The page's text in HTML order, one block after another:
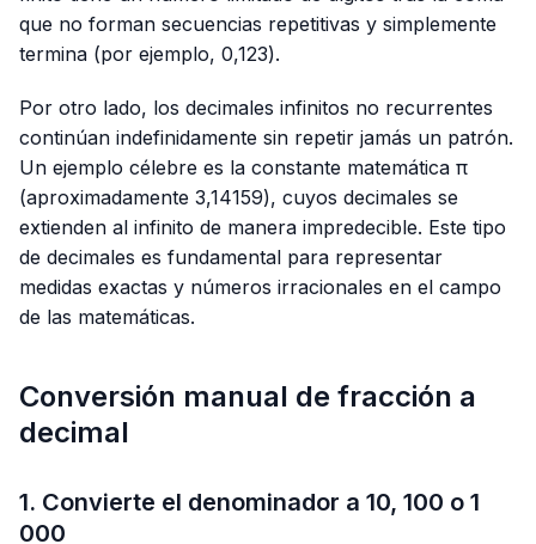
que no forman secuencias repetitivas y simplemente
termina (por ejemplo, 0,123).
Por otro lado, los decimales infinitos no recurrentes
continúan indefinidamente sin repetir jamás un patrón.
Un ejemplo célebre es la constante matemática π
(aproximadamente 3,14159), cuyos decimales se
extienden al infinito de manera impredecible. Este tipo
de decimales es fundamental para representar
medidas exactas y números irracionales en el campo
de las matemáticas.
Conversión manual de fracción a
decimal
1. Convierte el denominador a 10, 100 o 1
000